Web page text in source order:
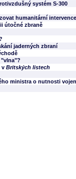
systém S-300
humanitární
útočné zbraně
jaderných zbraní
"vlna"?
v Britských listech
ministra o nutnosti